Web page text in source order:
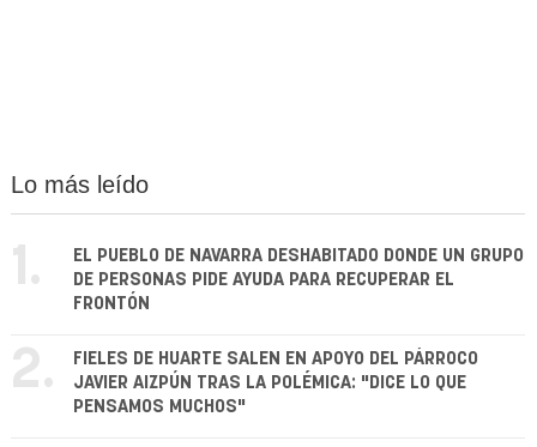
Lo más leído
1.
EL PUEBLO DE NAVARRA DESHABITADO DONDE UN GRUPO
DE PERSONAS PIDE AYUDA PARA RECUPERAR EL
FRONTÓN
2.
FIELES DE HUARTE SALEN EN APOYO DEL PÁRROCO
JAVIER AIZPÚN TRAS LA POLÉMICA: "DICE LO QUE
PENSAMOS MUCHOS"